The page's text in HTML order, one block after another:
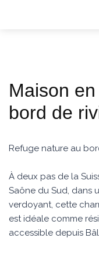
Maison
bord de
Refuge nature au
À deux pas de la
Saône du Sud, dans
verdoyant, cette
est idéale comme
accessible depuis